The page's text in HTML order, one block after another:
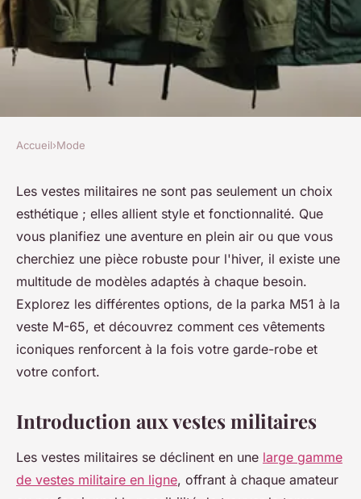
Découvrez la variété des
vestes militaires pour toutes
vos aventures
raymonde •3 février 2025•8 min de lecture
Accueil›Mode
Les vestes militaires ne sont pas seulement un choix
esthétique ; elles allient style et fonctionnalité. Que
vous planifiez une aventure en plein air ou que vous
cherchiez une pièce robuste pour l'hiver, il existe une
multitude de modèles adaptés à chaque besoin.
Explorez les différentes options, de la parka M51 à la
veste M-65, et découvrez comment ces vêtements
iconiques renforcent à la fois votre garde-robe et
votre confort.
Introduction aux vestes militaires
Les vestes militaires se déclinent en une large gamme
de vestes militaire en ligne, offrant à chaque amateur